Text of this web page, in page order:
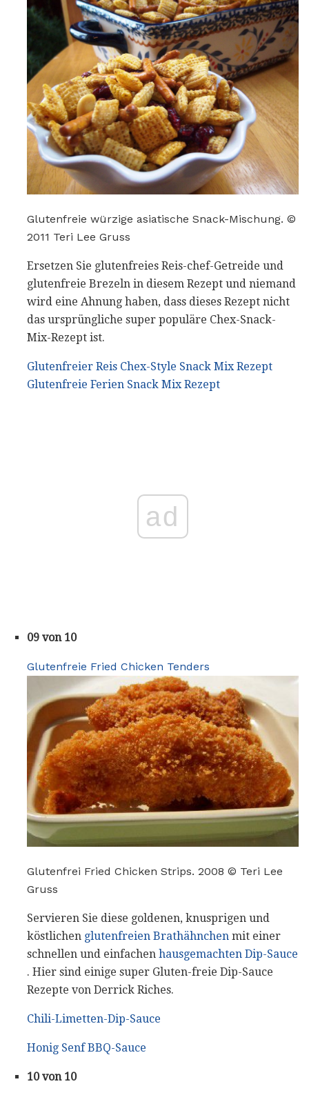
Glutenfreie würzige asiatische Snack-Mischung. ©
2011 Teri Lee Gruss
Ersetzen Sie glutenfreies Reis-chef-Getreide und
glutenfreie Brezeln in diesem Rezept und niemand
wird eine Ahnung haben, dass dieses Rezept nicht
das ursprüngliche super populäre Chex-Snack-
Mix-Rezept ist.
Glutenfreier Reis Chex-Style Snack Mix Rezept
Glutenfreie Ferien Snack Mix Rezept
ad
09 von 10
Glutenfreie Fried Chicken Tenders
Glutenfrei Fried Chicken Strips. 2008 © Teri Lee
Gruss
Servieren Sie diese goldenen, knusprigen und
köstlichen glutenfreien Brathähnchen mit einer
schnellen und einfachen hausgemachten Dip-Sauce
. Hier sind einige super Gluten-freie Dip-Sauce
Rezepte von Derrick Riches.
Chili-Limetten-Dip-Sauce
Honig Senf BBQ-Sauce
10 von 10